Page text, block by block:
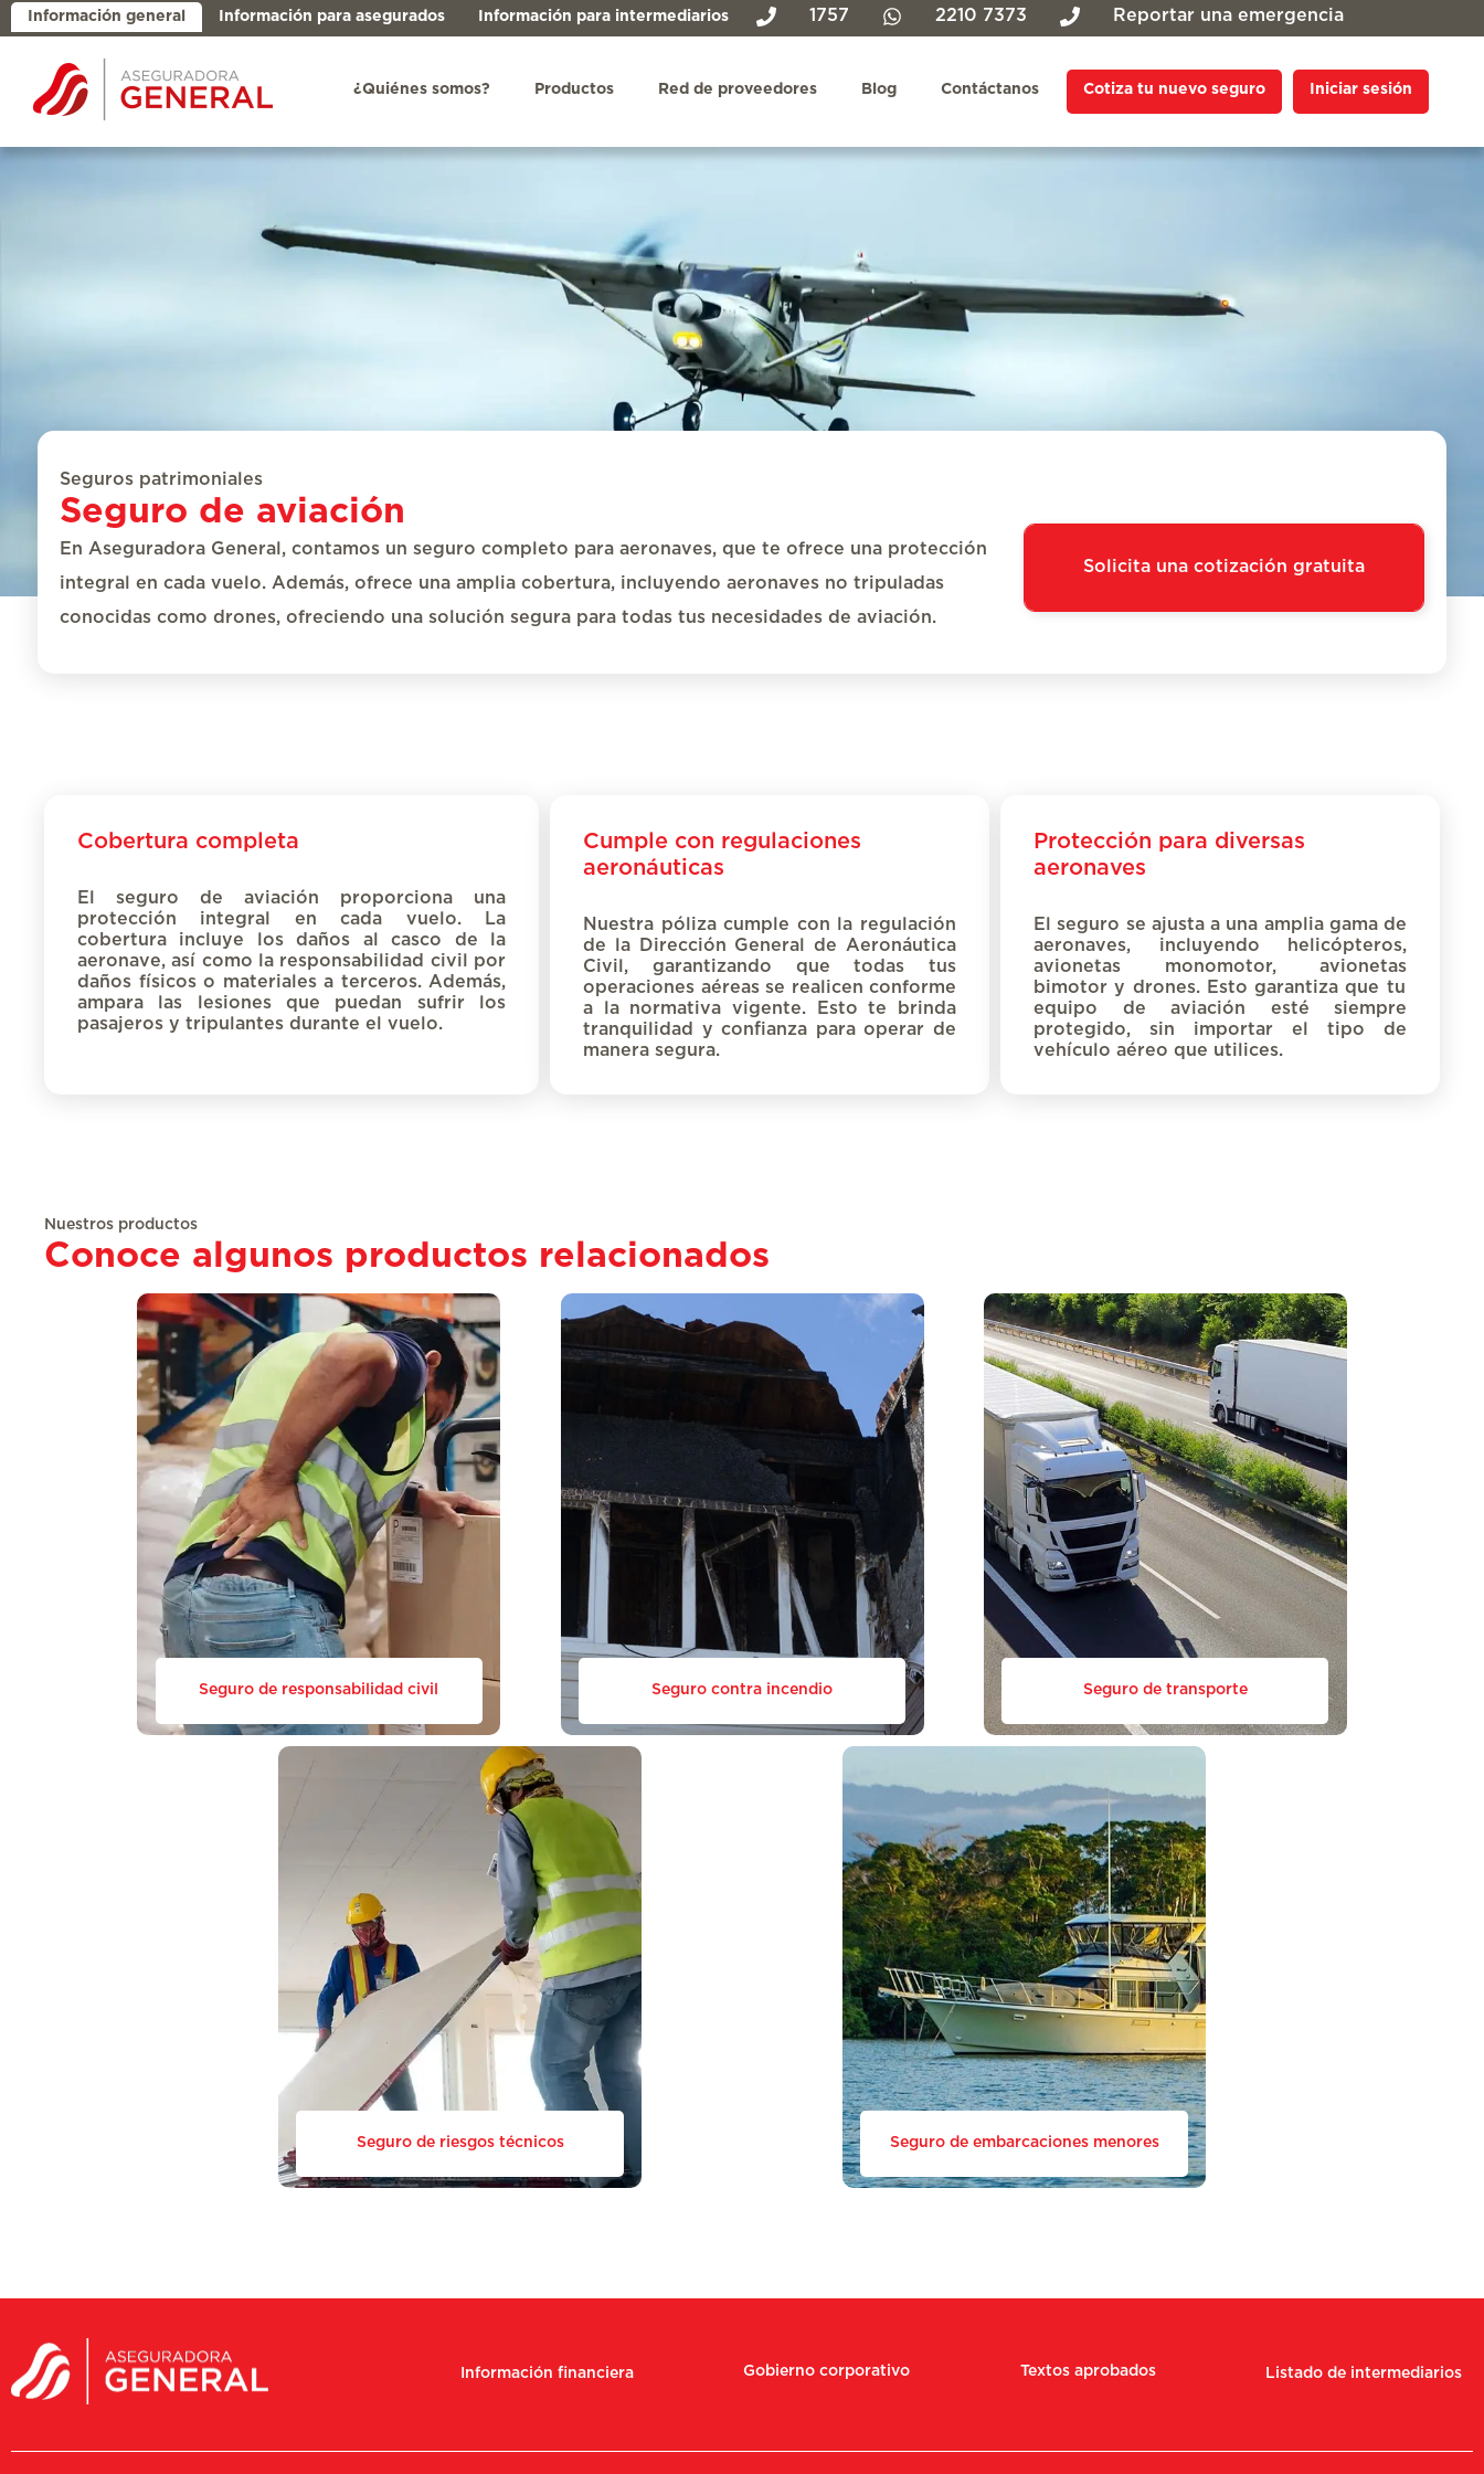
Información general Información para asegurados Información para intermediarios 1757 2210 7373 Reportar una emergencia
¿Quiénes somos? Productos Red de proveedores Blog Contáctanos Cotiza tu nuevo seguro Iniciar sesión
Seguros patrimoniales
Seguro de aviación
En Aseguradora General , contamos un seguro completo para aeronaves, que te ofrece una protección
integral en cada vuelo. Además, ofrece una amplia cobertura, incluyendo aeronaves no tripuladas
conocidas como drones, ofreciendo una solución segura para todas tus necesidades de aviación.
Solicita una cotización gratuita
Cobertura completa
El seguro de aviación proporciona una
protección integral en cada vuelo. La
cobertura incluye los daños al casco de la
aeronave, así como la responsabilidad civil
por
daños físicos o materiales a terceros. Además,
ampara las lesiones que puedan sufrir los
pasajeros y tripulantes durante el vuelo.
Cumple con regulaciones
aeronáuticas
Nuestra póliza cumple con la regulación
de la
Dirección General de Aeronáutica
Civil,
garantizando
que todas tus
operaciones aéreas se realicen conforme
a la normativa vigente. Esto te brinda
tranquilidad y confianza para operar de
manera segura.
Protección para diversas
aeronaves
El seguro se ajusta a una amplia gama de
aeronaves, incluyendo helicópteros,
avionetas monomotor, avionetas
bimotor y drones. Esto garantiza que tu
equipo de aviación esté siempre
protegido, sin importar el tipo de
vehículo aéreo que utilices.
Nuestros productos
Conoce algunos productos relacionados
Seguro de responsabilidad civil Seguro contra incendio Seguro de transporte
Seguro de riesgos técnicos Seguro de embarcaciones menores
Información financiera Gobierno corporativo Textos aprobados Listado de intermediarios